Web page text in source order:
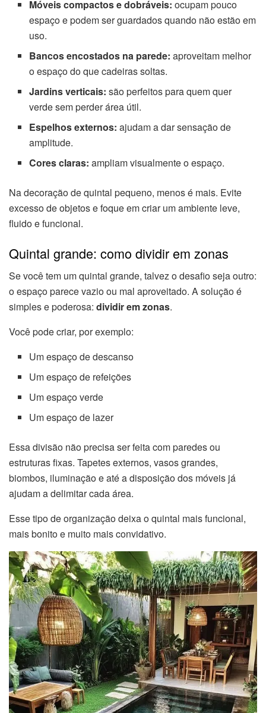
Móveis compactos e dobráveis: ocupam pouco
espaço e podem ser guardados quando não estão em
uso.
Bancos encostados na parede: aproveitam melhor
o espaço do que cadeiras soltas.
Jardins verticais: são perfeitos para quem quer
verde sem perder área útil.
Espelhos externos: ajudam a dar sensação de
amplitude.
Cores claras: ampliam visualmente o espaço.
Na decoração de quintal pequeno, menos é mais. Evite
excesso de objetos e foque em criar um ambiente leve,
fluido e funcional.
Quintal grande: como dividir em zonas
Se você tem um quintal grande, talvez o desafio seja outro:
o espaço parece vazio ou mal aproveitado. A solução é
simples e poderosa: dividir em zonas.
Você pode criar, por exemplo:
Um espaço de descanso
Um espaço de refeições
Um espaço verde
Um espaço de lazer
Essa divisão não precisa ser feita com paredes ou
estruturas fixas. Tapetes externos, vasos grandes,
biombos, iluminação e até a disposição dos móveis já
ajudam a delimitar cada área.
Esse tipo de organização deixa o quintal mais funcional,
mais bonito e muito mais convidativo.